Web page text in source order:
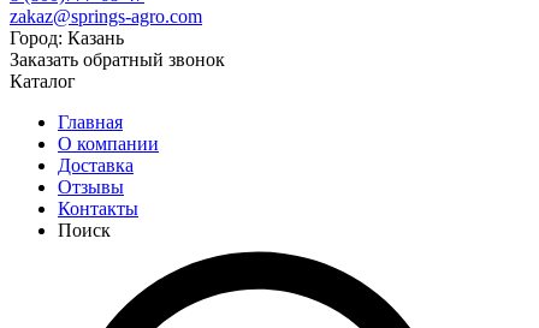
zakaz@springs-agro.com
Город: Казань
Заказать обратный звонок
Каталог
Главная
О компании
Доставка
Отзывы
Контакты
Поиск